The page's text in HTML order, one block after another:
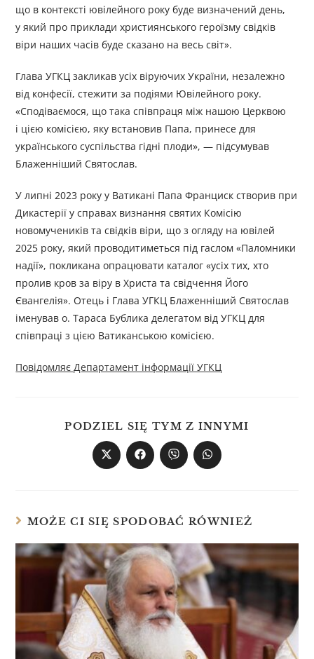
що в контексті ювілейного року буде визначений день,
у який про приклади християнського героїзму свідків
віри наших часів буде сказано на весь світ».
Глава УГКЦ закликав усіх віруючих України, незалежно
від конфесії, стежити за подіями Ювілейного року.
«Сподіваємося, що така співпраця між нашою Церквою
і цією комісією, яку встановив Папа, принесе для
українського суспільства гідні плоди», — підсумував
Блаженніший Святослав.
У липні 2023 року у Ватикані Папа Франциск створив при
Дикастерії у справах визнання святих Комісію
новомучеників та свідків віри, що з огляду на ювілей
2025 року, який проводитиметься під гаслом «Паломники
надії», покликана опрацювати каталог «усіх тих, хто
пролив кров за віру в Христа та свідчення Його
Євангелія». Отець і Глава УГКЦ Блаженніший Святослав
іменував о. Тараса Бублика делегатом від УГКЦ для
співпраці з цією Ватиканською комісією.
Повідомляє Департамент інформації УГКЦ
PODZIEL SIĘ TYM Z INNYMI
MOŻE CI SIĘ SPODOBAĆ RÓWNIEŻ